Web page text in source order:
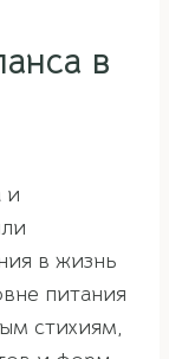
в
и
в жизнь
питания
стихиям,